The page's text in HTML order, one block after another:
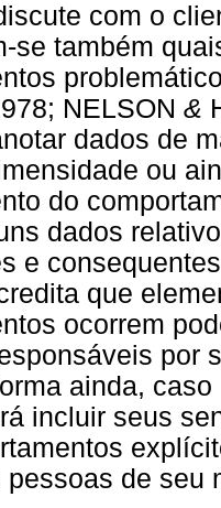
com o
se também
NELSON &
dados de
ou
do
dados
e
que
ocorrem
por
ainda,
incluir seus
pessoas de seu